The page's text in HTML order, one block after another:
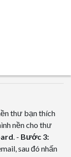
thư bạn thích
nền cho thư
. - Bước 3:
sau đó nhấn